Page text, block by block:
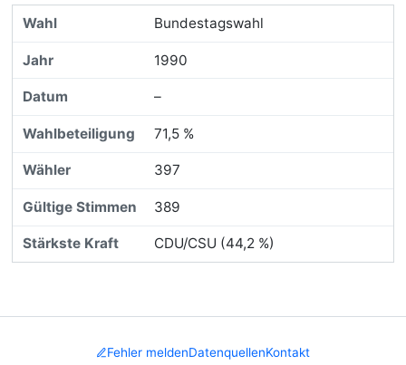
Bundestagswahl
1990
–
71,5 %
397
389
CDU/CSU (44,2 %)
Fehler meldenDatenquellenKontakt